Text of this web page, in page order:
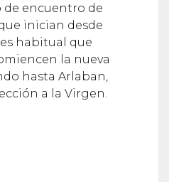
de encuentro de
inician desde
habitual que
la nueva
hasta Arlaban,
a la Virgen.